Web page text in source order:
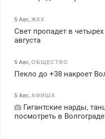
5 Авг, ЖКХ
Свет пропадет в
августа
5 Авг, ОБЩЕСТВО
Пекло до +38 накроет
5 Авг, АФИША
Гигантские нарды,
посмотреть в